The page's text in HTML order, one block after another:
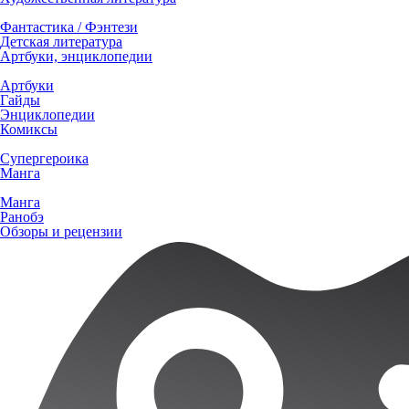
Фантастика / Фэнтези
Детская литература
Артбуки, энциклопедии
Артбуки
Гайды
Энциклопедии
Комиксы
Супергероика
Манга
Манга
Ранобэ
Обзоры и рецензии